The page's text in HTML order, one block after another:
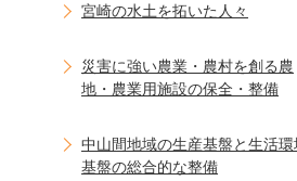
宮崎の水土を拓いた人々
災害に強い農業・農村を創る農
地・農業用施設の保全・整備
中山間地域の生産基盤と生活環
基盤の総合的な整備